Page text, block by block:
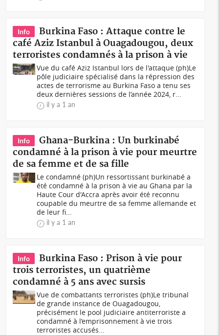
Info
Burkina Faso : Attaque contre le
café Aziz Istanbul à Ouagadougou, deux
terroristes condamnés à la prison à vie
Vue du café Aziz Istanbul lors de l'attaque (ph)Le
pôle judiciaire spécialisé dans la répression des
actes de terrorisme au Burkina Faso a tenu ses
deux dernières sessions de l’année 2024, r...
il y a 1 an
Info
Ghana-Burkina : Un burkinabé
condamné à la prison à vie pour meurtre
de sa femme et de sa fille
Le condamné (ph)Un ressortissant burkinabé a
été condamné à la prison à vie au Ghana par la
Haute Cour d'Accra après avoir été reconnu
coupable du meurtre de sa femme allemande et
de leur fi...
il y a 1 an
Info
Burkina Faso : Prison à vie pour
trois terroristes, un quatrième
condamné à 5 ans avec sursis
Vue de combattants terroristes (ph)Le tribunal
de grande instance de Ouagadougou,
précisément le pool judiciaire antiterroriste a
condamné à l’emprisonnement à vie trois
terroristes accusés...